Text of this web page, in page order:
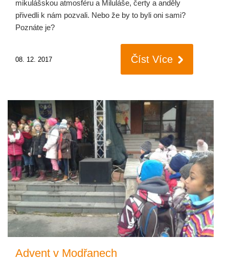
mikulášskou atmosféru a Miluláše, čerty a anděly
přivedli k nám pozvali. Nebo že by to byli oni sami?
Poznáte je?
08. 12. 2017 Číst Více
Advent v Modřanech